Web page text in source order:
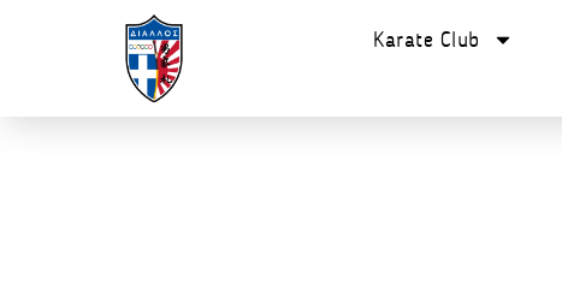
Karate Club